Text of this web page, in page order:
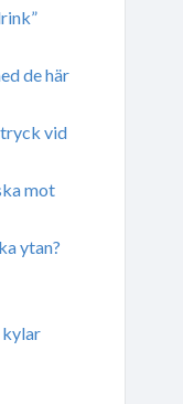
de här
vid
mot
ytan?